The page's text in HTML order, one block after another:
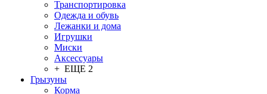
Транспортировка
Одежда и обувь
Лежанки и дома
Игрушки
Миски
Аксессуары
+ ЕЩЕ 2
Грызуны
Корма